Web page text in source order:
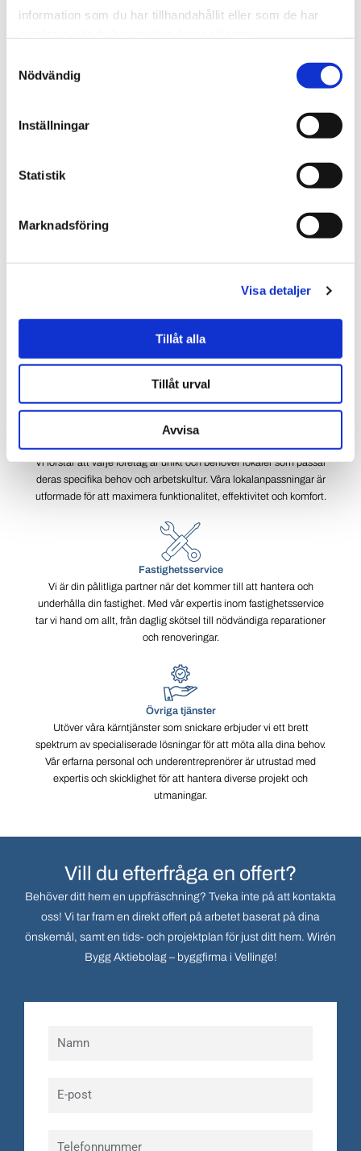
information som du har tillhandahållit eller som de har
Nödvändig
Inställningar
Statistik
Marknadsföring
Visa detaljer
Tillåt alla
Tillåt urval
Avvisa
Våra erfarna hantverkare är specialiserade på att förvandla ditt
estetik och funktionalitet erbjuder vi skräddarsydda lösningar.
Ge din fastighets fasad nytt liv med våra professionella
renoveringstjänster. Oavsett om du vill återställa en historisk
Kök- & badrumsrenoveringar
göra dem ännu bättre. Med vår expertis inom kök och
badrumsrenoveringar, förvandlar vi dina visioner till praktik och
skönhet.
Lokalanpassningar
Vi förstår att varje företag är unikt och behöver lokaler som passar
deras specifika behov och arbetskultur. Våra lokalanpassningar är
utformade för att maximera funktionalitet, effektivitet och komfort.
Fastighetsservice
Vi är din pålitliga partner när det kommer till att hantera och
underhålla din fastighet. Med vår expertis inom fastighetsservice
tar vi hand om allt, från daglig skötsel till nödvändiga reparationer
och renoveringar.
Övriga tjänster
Utöver våra kärntjänster som snickare erbjuder vi ett brett
spektrum av specialiserade lösningar för att möta alla dina behov.
Vår erfarna personal och underentreprenörer är utrustad med
expertis och skicklighet för att hantera diverse projekt och
utmaningar.
Vill du efterfråga en offert?
Behöver ditt hem en uppfräschning? Tveka inte på att kontakta
oss! Vi tar fram en direkt offert på arbetet baserat på dina
önskemål, samt en tids- och projektplan för just ditt hem. Wirén
Bygg Aktiebolag – byggfirma i Vellinge!